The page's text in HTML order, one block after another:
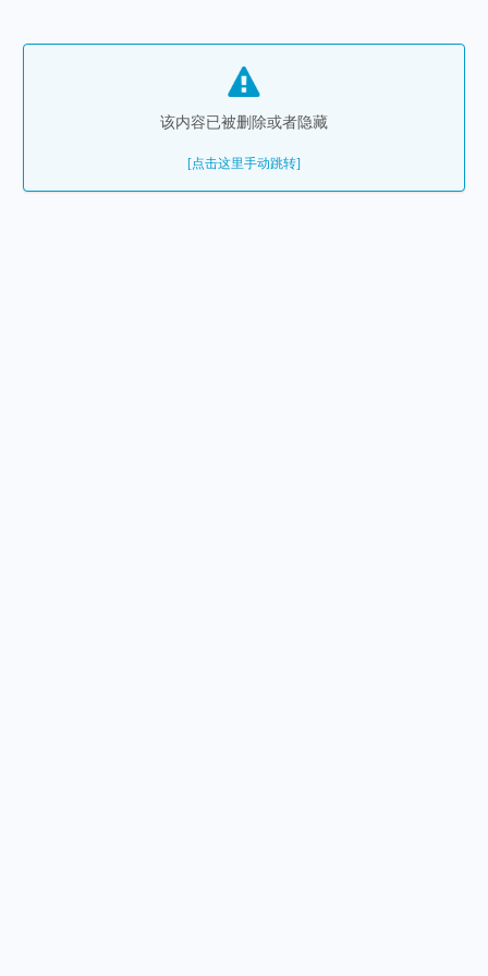
该内容已被删除或者隐藏
[点击这里手动跳转]